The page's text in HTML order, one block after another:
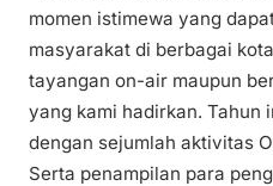
momen istimewa yang
masyarakat di berbagai
tayangan on-air maupun
yang kami hadirkan. Tahun
dengan sejumlah aktivitas
Serta penampilan para